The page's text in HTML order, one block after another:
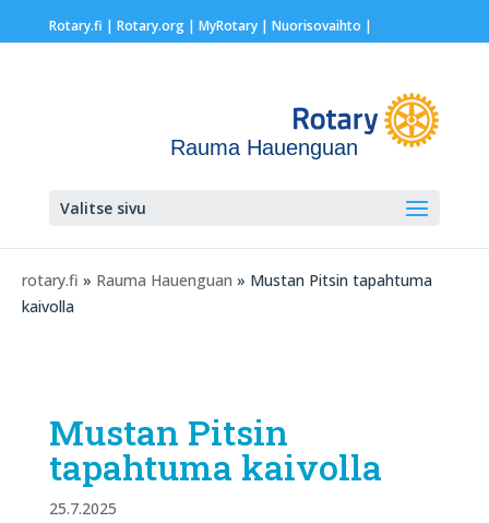
Rotary.fi | Rotary.org| MyRotary | Nuorisovaihto |
Rauma Hauenguan
Valitse sivu
rotary.fi » Rauma Hauenguan » Mustan Pitsin tapahtuma
kaivolla
Mustan Pitsin
tapahtuma kaivolla
25.7.2025